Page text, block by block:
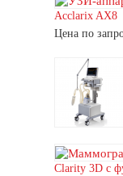
Acclarix AX8
Цена по
Clarity 3D с